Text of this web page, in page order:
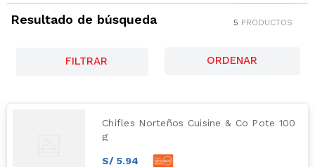
Resultado de búsqueda 5 PRODUCTOS
FILTRAR
Chifles Norteños Cuisine & Co Pote 100
g
S/ 5.94